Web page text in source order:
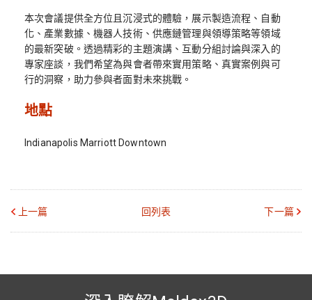
本次會議提供全方位且沉浸式的體驗，展示製造流程、自動
化、產業數據、機器人技術、供應鏈管理與領導策略等領域
的最新突破。透過精彩的主題演講、互動分組討論與深入的
專家座談，我們希望為與會者帶來實用策略、真實案例與可
行的洞察，助力參與者面對未來挑戰。
地點
Indianapolis Marriott Downtown
上一篇 回列表 下一篇